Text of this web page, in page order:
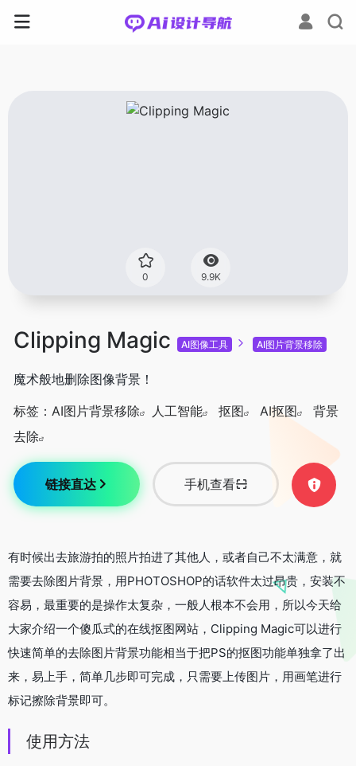
0 9.9K
Clipping Magic AI图像工具 AI图片背景移除
魔术般地删除图像背景！
标签： AI图片背景移除 人工智能 抠图 AI抠图
背景
去除
链接直达 手机查看
有时候出去旅游拍的照片拍进了其他人，或者自己不太满意，就
需要去除图片背景，用PHOTOSHOP的话软件太过昂贵，安装不
容易，最重要的是操作太复杂，一般人根本不会用，所以今天给
大家介绍一个傻瓜式的在线抠图网站，Clipping Magic可以进行
快速简单的去除图片背景功能相当于把PS的抠图功能单独拿了出
来，易上手，简单几步即可完成，只需要上传图片，用画笔进行
标记擦除背景即可。
使用方法